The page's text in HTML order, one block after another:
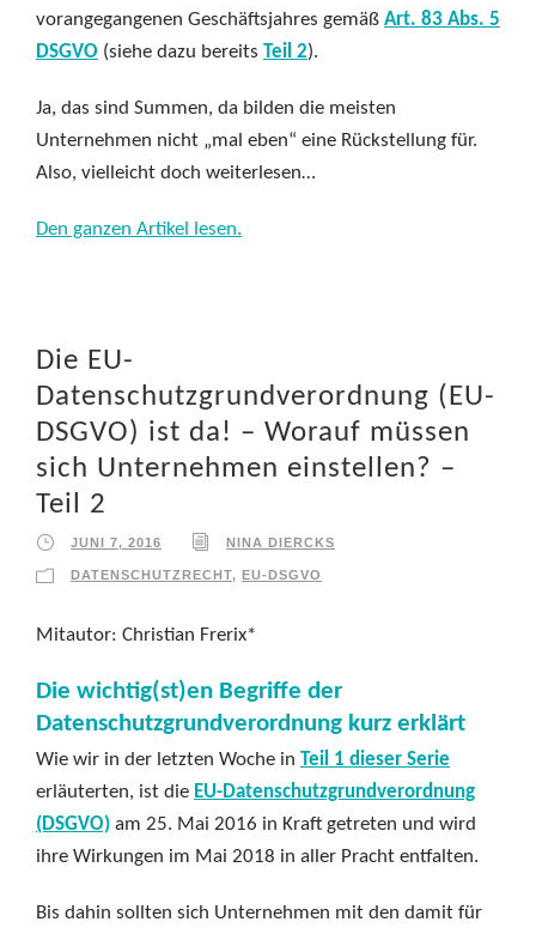
vorangegangenen Geschäftsjahres gemäß Art. 83 Abs. 5
DSGVO (siehe dazu bereits Teil 2).
Ja, das sind Summen, da bilden die meisten
Unternehmen nicht „mal eben“ eine Rückstellung für.
Also, vielleicht doch weiterlesen…
Den ganzen Artikel lesen.
Die EU-
Datenschutzgrundverordnung (EU-
DSGVO) ist da! – Worauf müssen
sich Unternehmen einstellen? –
Teil 2
JUNI 7, 2016 NINA DIERCKS
DATENSCHUTZRECHT, EU-DSGVO
Mitautor: Christian Frerix*
Die wichtig(st)en Begriffe der
Datenschutzgrundverordnung kurz erklärt
Wie wir in der letzten Woche in Teil 1 dieser Serie
erläuterten, ist die EU-Datenschutzgrundverordnung
(DSGVO) am 25. Mai 2016 in Kraft getreten und wird
ihre Wirkungen im Mai 2018 in aller Pracht entfalten.
Bis dahin sollten sich Unternehmen mit den damit für